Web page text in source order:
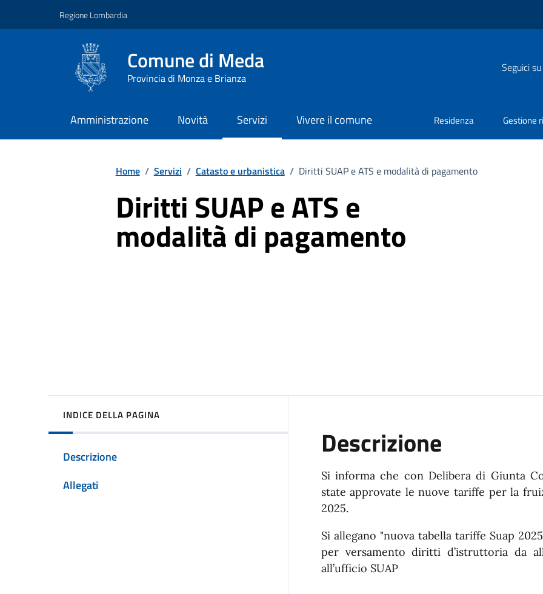
Regione Lombardia
Comune di Meda
Provincia di Monza e Brianza
Seguici su
Amministrazione Novità Servizi Vivere il comune Residenza Gestione
Home / Servizi / Catasto e urbanistica / Diritti SUAP e ATS e modalità di pagamento
Diritti SUAP e ATS e
modalità di pagamento
INDICE DELLA PAGINA
Descrizione
Allegati
Descrizione
Si informa che con Delibera di Giunta
state approvate le nuove tariffe per la
2025.
Si allegano "nuova tabella tariffe Suap
per versamento diritti d’istruttoria da
all’ufficio SUAP